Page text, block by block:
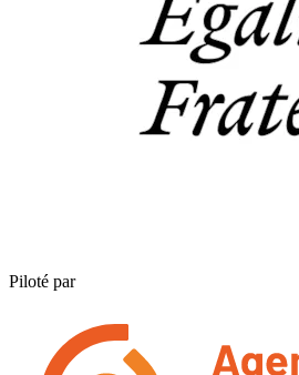
Piloté par